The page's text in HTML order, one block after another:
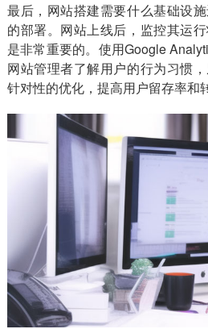
最后，网站搭建需要什么基础设
的部署。网站上线后，监控其运
是非常重要的。使用Google
网站管理者了解用户的行为习惯
针对性的优化，提高用户留存率和